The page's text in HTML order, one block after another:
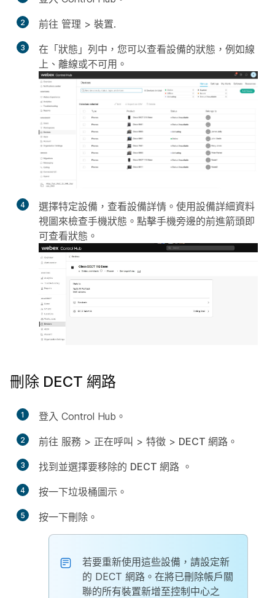
2 前往 管理 > 裝置.
3
在「狀態」列中，您可以查看設備的狀態，例如線
上、離線或不可用。
4
選擇特定設備，查看設備詳情。使用設備詳細資料
視圖來檢查手機狀態。點擊手機旁邊的前進箭頭即
可查看狀態。
刪除 DECT 網路
1 登入 Control Hub。
2 前往 服務 > 正在呼叫 > 特徵 > DECT 網路 。
3 找到並選擇要移除的 DECT 網路 。
4 按一下垃圾桶圖示。
5 按一下刪除 。
若要重新使用這些設備，請設定新
的 DECT 網路。在將已刪除帳戶關
聯的所有裝置新增至控制中心之